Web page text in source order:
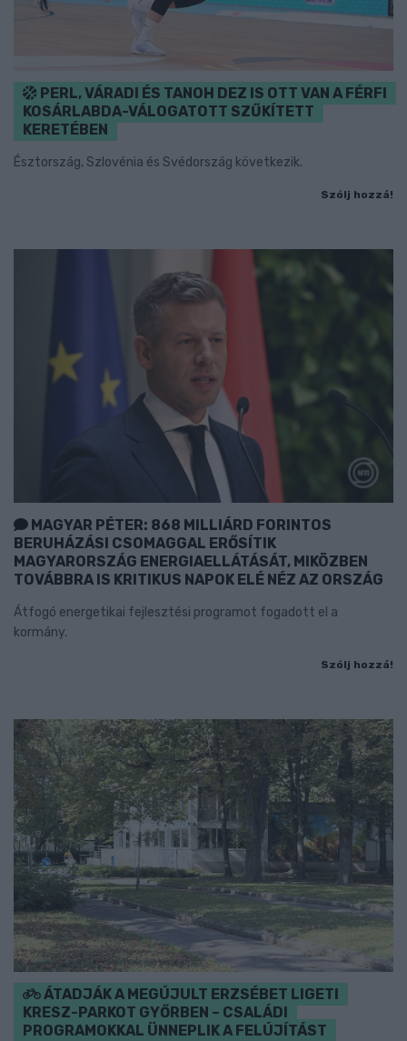
PERL, VÁRADI ÉS TANOH DEZ IS OTT VAN A FÉRFI
KOSÁRLABDA-VÁLOGATOTT SZŰKÍTETT
KERETÉBEN
Észtország, Szlovénia és Svédország következik.
Szólj hozzá!
MAGYAR PÉTER: 868 MILLIÁRD FORINTOS
BERUHÁZÁSI CSOMAGGAL ERŐSÍTIK
MAGYARORSZÁG ENERGIAELLÁTÁSÁT, MIKÖZBEN
TOVÁBBRA IS KRITIKUS NAPOK ELÉ NÉZ AZ ORSZÁG
Átfogó energetikai fejlesztési programot fogadott el a
kormány.
Szólj hozzá!
ÁTADJÁK A MEGÚJULT ERZSÉBET LIGETI
KRESZ-PARKOT GYŐRBEN – CSALÁDI
PROGRAMOKKAL ÜNNEPLIK A FELÚJÍTÁST